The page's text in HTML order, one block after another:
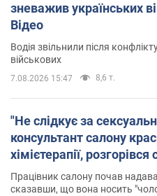
зневажив українських
Відео
Водія звільнили після
військових
7.08.2026 15:47 8,6 т.
"Не слідкує за
консультант салону
хімієтерапії,
Працівник салону почав
сказавши, що вона носить